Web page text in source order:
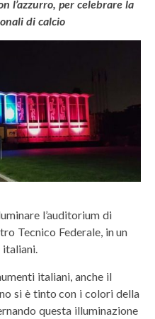
l’azzurro, per celebrare la
di calcio
l’auditorium di
Tecnico Federale, in un
italiani, anche il
si è tinto con i colori della
questa illuminazione